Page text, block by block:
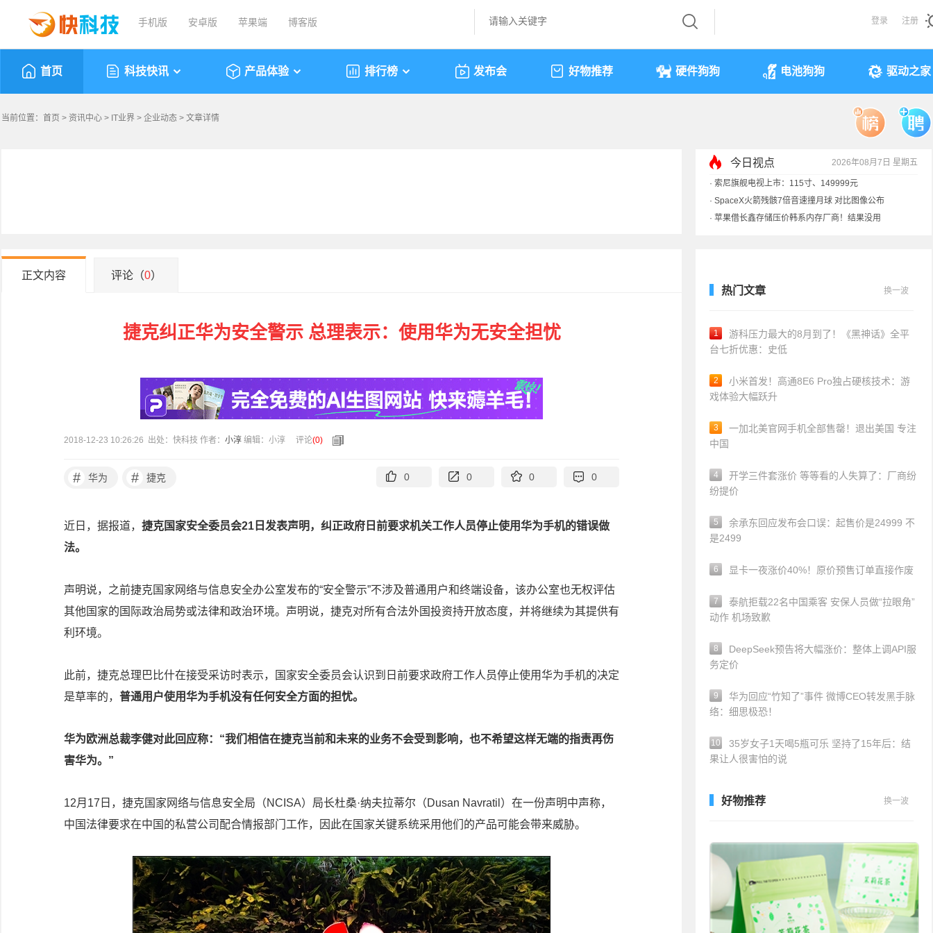
手机版 安卓版 苹果端 博客版 登录 注册
首页 科技快讯 产品体验 排行榜 发布会 好物推荐 硬件狗狗 电池狗狗 驱动之家
当前位置： 首页 > 资讯中心 > IT业界 > 企业动态 > 文章详情
今日视点 2026年08月7日 星期五
·SpaceX火箭残骸7倍音速撞月球 对比图像公布
苹果借长鑫存储压价韩系内存厂商！结果没用
歌手汪峰：公司因AI已从1100人优化到400人
正文内容 评论（0）
捷克纠正华为安全警示 总理表示：使用华为无安全担忧
2018-12-23 10:26:26 出处：快科技 作者： 小淳 编辑：小淳 评论(0)
# 华为 # 捷克 0 0 0 0
近日，据报道， 捷克国家安全委员会21日发表声明，纠正政府日前要求机关工作人员停止使用华为手机的错误做
法。
声明说，之前捷克国家网络与信息安全办公室发布的“安全警示”不涉及普通用户和终端设备，该办公室也无权评估
其他国家的国际政治局势或法律和政治环境。声明说，捷克对所有合法外国投资持开放态度，并将继续为其提供有
利环境。
此前，捷克总理巴比什在接受采访时表示，国家安全委员会认识到日前要求政府工作人员停止使用华为手机的决定
是草率的， 普通用户使用华为手机没有任何安全方面的担忧。
华为欧洲总裁李健对此回应称：“我们相信在捷克当前和未来的业务不会受到影响，也不希望这样无端的指责再伤
害华为。”
12月17日，捷克国家网络与信息安全局（NCISA）局长杜桑·纳夫拉蒂尔（Dusan Navratil）在一份声明中声称，
中国法律要求在中国的私营公司配合情报部门工作，因此在国家关键系统采用他们的产品可能会带来威胁。
热门文章 换一波
1
游科压力最大的8月到了！《黑神话》全平
台七折优惠：史低
2
小米首发！高通8E6 Pro独占硬核技术：游
戏体验大幅跃升
3
一加北美官网手机全部售罄！退出美国 专注
中国
4
开学三件套涨价 等等看的人失算了：厂商纷
纷提价
5
余承东回应发布会口误：起售价是24999 不
是2499
6 显卡一夜涨价40%！原价预售订单直接作废
7
泰航拒载22名中国乘客 安保人员做“拉眼角”
动作 机场致歉
8
DeepSeek预告将大幅涨价：整体上调API服
务定价
9
华为回应“竹知了”事件 微博CEO转发黑手脉
络：细思极恐！
10
35岁女子1天喝5瓶可乐 坚持了15年后：结
果让人很害怕的说
好物推荐 换一波